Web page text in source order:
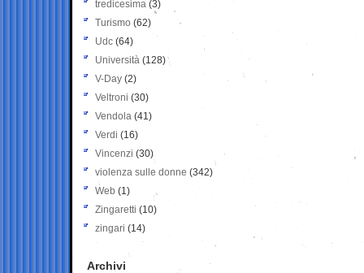
tredicesima (3)
Turismo (62)
Udc (64)
Università (128)
V-Day (2)
Veltroni (30)
Vendola (41)
Verdi (16)
Vincenzi (30)
violenza sulle donne (342)
Web (1)
Zingaretti (10)
zingari (14)
Archivi